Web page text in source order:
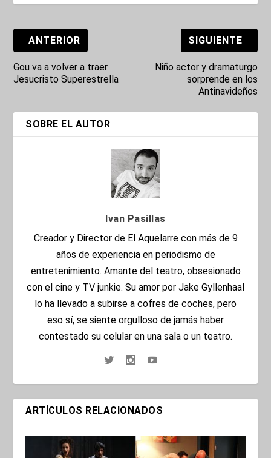
ANTERIOR
Gou va a volver a traer
Jesucristo Superestrella
SIGUIENTE
Niño actor y dramaturgo
sorprende en los
Antinavideños
SOBRE EL AUTOR
Ivan Pasillas
Creador y Director de El Aquelarre con más de 9
años de experiencia en periodismo de
entretenimiento. Amante del teatro, obsesionado
con el cine y TV junkie. Su amor por Jake Gyllenhaal
lo ha llevado a subirse a cofres de coches, pero
eso sí, se siente orgulloso de jamás haber
contestado su celular en una sala o un teatro.
ARTÍCULOS RELACIONADOS